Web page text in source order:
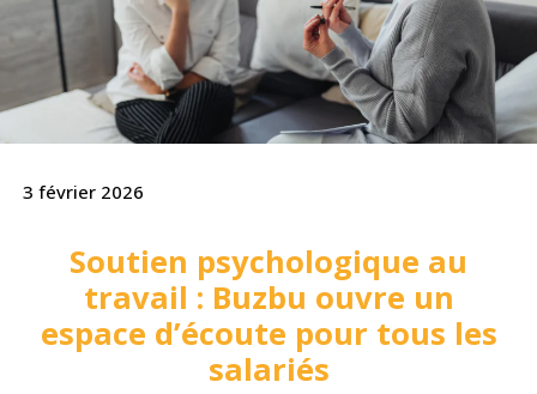
3 février 2026
Soutien psychologique au
travail : Buzbu ouvre un
espace d’écoute pour tous les
salariés